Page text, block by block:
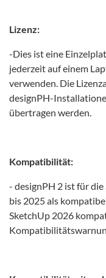
Lizenz:
-Dies ist eine
jederzeit auf einem
verwenden. Die
designPH-
übertragen werden.
Kompatibilität:
- designPH 2 ist für
bis 2025 als
SketchUp 2026